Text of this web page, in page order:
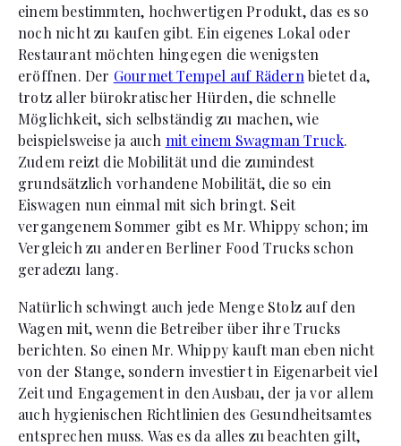
einem bestimmten, hochwertigen Produkt, das es so
noch nicht zu kaufen gibt. Ein eigenes Lokal oder
Restaurant möchten hingegen die wenigsten
eröffnen. Der Gourmet Tempel auf Rädern bietet da,
trotz aller bürokratischer Hürden, die schnelle
Möglichkeit, sich selbständig zu machen, wie
beispielsweise ja auch mit einem Swagman Truck.
Zudem reizt die Mobilität und die zumindest
grundsätzlich vorhandene Mobilität, die so ein
Eiswagen nun einmal mit sich bringt. Seit
vergangenem Sommer gibt es Mr. Whippy schon; im
Vergleich zu anderen Berliner Food Trucks schon
geradezu lang.
Natürlich schwingt auch jede Menge Stolz auf den
Wagen mit, wenn die Betreiber über ihre Trucks
berichten. So einen Mr. Whippy kauft man eben nicht
von der Stange, sondern investiert in Eigenarbeit viel
Zeit und Engagement in den Ausbau, der ja vor allem
auch hygienischen Richtlinien des Gesundheitsamtes
entsprechen muss. Was es da alles zu beachten gilt,